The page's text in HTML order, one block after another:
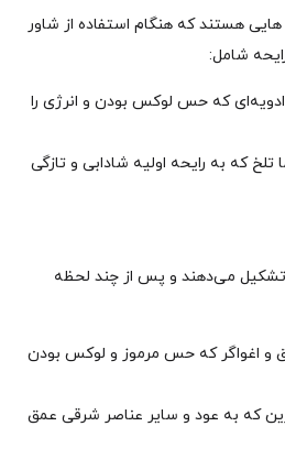
هایی هستند که هنگام استفاده از شاور
شامل:
که حس لوکس بودن و انرژی را
تلخ که به رایحه اولیه شادابی و تازگی
تشکیل می‌دهند و پس از چند لحظه
و اغواگر که حس مرموز و لوکس بودن
که به عود و سایر عناصر شرقی عمق